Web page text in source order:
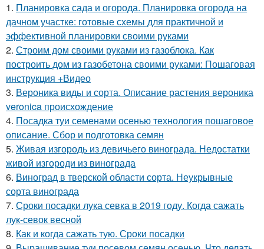
1. Планировка сада и огорода. Планировка огорода на
дачном участке: готовые схемы для практичной и
эффективной планировки своими руками
2. Строим дом своими руками из газоблока. Как
построить дом из газобетона своими руками: Пошаговая
инструкция +Видео
3. Вероника виды и сорта. Описание растения вероника
veronica происхождение
4. Посадка туи семенами осенью технология пошаговое
описание. Сбор и подготовка семян
5. Живая изгородь из девичьего винограда. Недостатки
живой изгороди из винограда
6. Виноград в тверской области сорта. Неукрывные
сорта винограда
7. Сроки посадки лука севка в 2019 году. Когда сажать
лук-севок весной
8. Как и когда сажать тую. Сроки посадки